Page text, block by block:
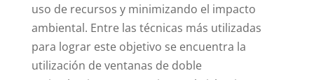
uso de recursos y minimizando el impacto
ambiental. Entre las técnicas más utilizadas
para lograr este objetivo se encuentra la
utilización de ventanas de doble